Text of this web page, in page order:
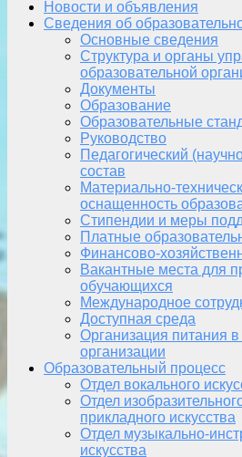
Новости и объявления
Сведения об
Основные сведения
Структура и органы
образовательной
Документы
Образование
Образовательные
Руководство
Педагогический
состав
Материально-
оснащенность
Стипендии и меры
Платные
Финансово-
Вакантные места для
обучающихся
Международное
Доступная среда
Организация питания
организации
Образовательный процесс
Отдел вокального
Отдел
прикладного искусства
Отдел музыкально-
искусства